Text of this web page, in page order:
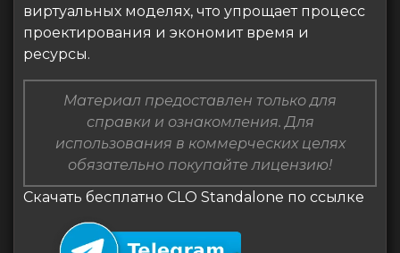
виртуальных моделях, что упрощает процесс
проектирования и экономит время и
ресурсы.
Материал предоставлен только для
справки и ознакомления. Для
использования в коммерческих целях
обязательно покупайте лицензию!
Скачать бесплатно CLO Standalone по ссылке